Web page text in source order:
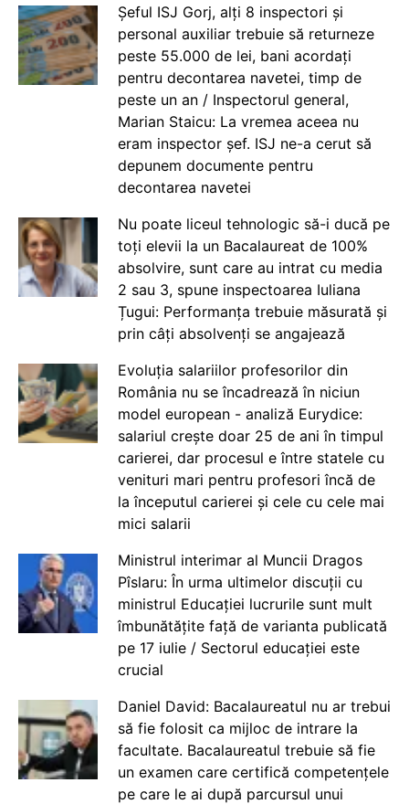
Șeful ISJ Gorj, alți 8 inspectori și
personal auxiliar trebuie să returneze
peste 55.000 de lei, bani acordați
pentru decontarea navetei, timp de
peste un an / Inspectorul general,
Marian Staicu: La vremea aceea nu
eram inspector șef. ISJ ne-a cerut să
depunem documente pentru
decontarea navetei
Nu poate liceul tehnologic să-i ducă pe
toți elevii la un Bacalaureat de 100%
absolvire, sunt care au intrat cu media
2 sau 3, spune inspectoarea Iuliana
Țugui: Performanța trebuie măsurată și
prin câți absolvenți se angajează
Evoluția salariilor profesorilor din
România nu se încadrează în niciun
model european - analiză Eurydice:
salariul crește doar 25 de ani în timpul
carierei, dar procesul e între statele cu
venituri mari pentru profesori încă de
la începutul carierei și cele cu cele mai
mici salarii
Ministrul interimar al Muncii Dragos
Pîslaru: În urma ultimelor discuții cu
ministrul Educației lucrurile sunt mult
îmbunătățite față de varianta publicată
pe 17 iulie / Sectorul educației este
crucial
Daniel David: Bacalaureatul nu ar trebui
să fie folosit ca mijloc de intrare la
facultate. Bacalaureatul trebuie să fie
un examen care certifică competențele
pe care le ai după parcursul unui